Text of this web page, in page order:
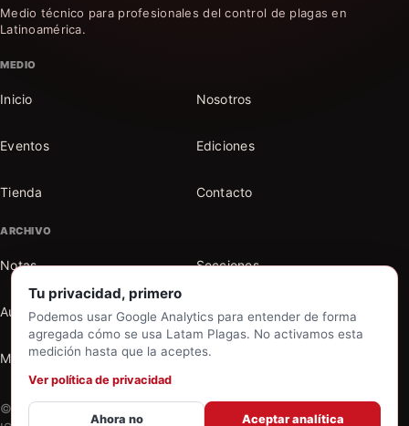
Tu privacidad, primero
Podemos usar Google Analytics para entender de forma
agregada cómo se usa Latam Plagas. No activamos esta
medición hasta que la aceptes.
Ver política de privacidad
Ahora no Aceptar analítica
Medio técnico para profesionales del control de plagas en
Latinoamérica.
MEDIO
Inicio Nosotros
Eventos Ediciones
Tienda Contacto
ARCHIVO
Notas Secciones
Autores Buscar en el archivo
Mi cuenta
© 2026 Latam Plagas. Todos los derechos reservados. |